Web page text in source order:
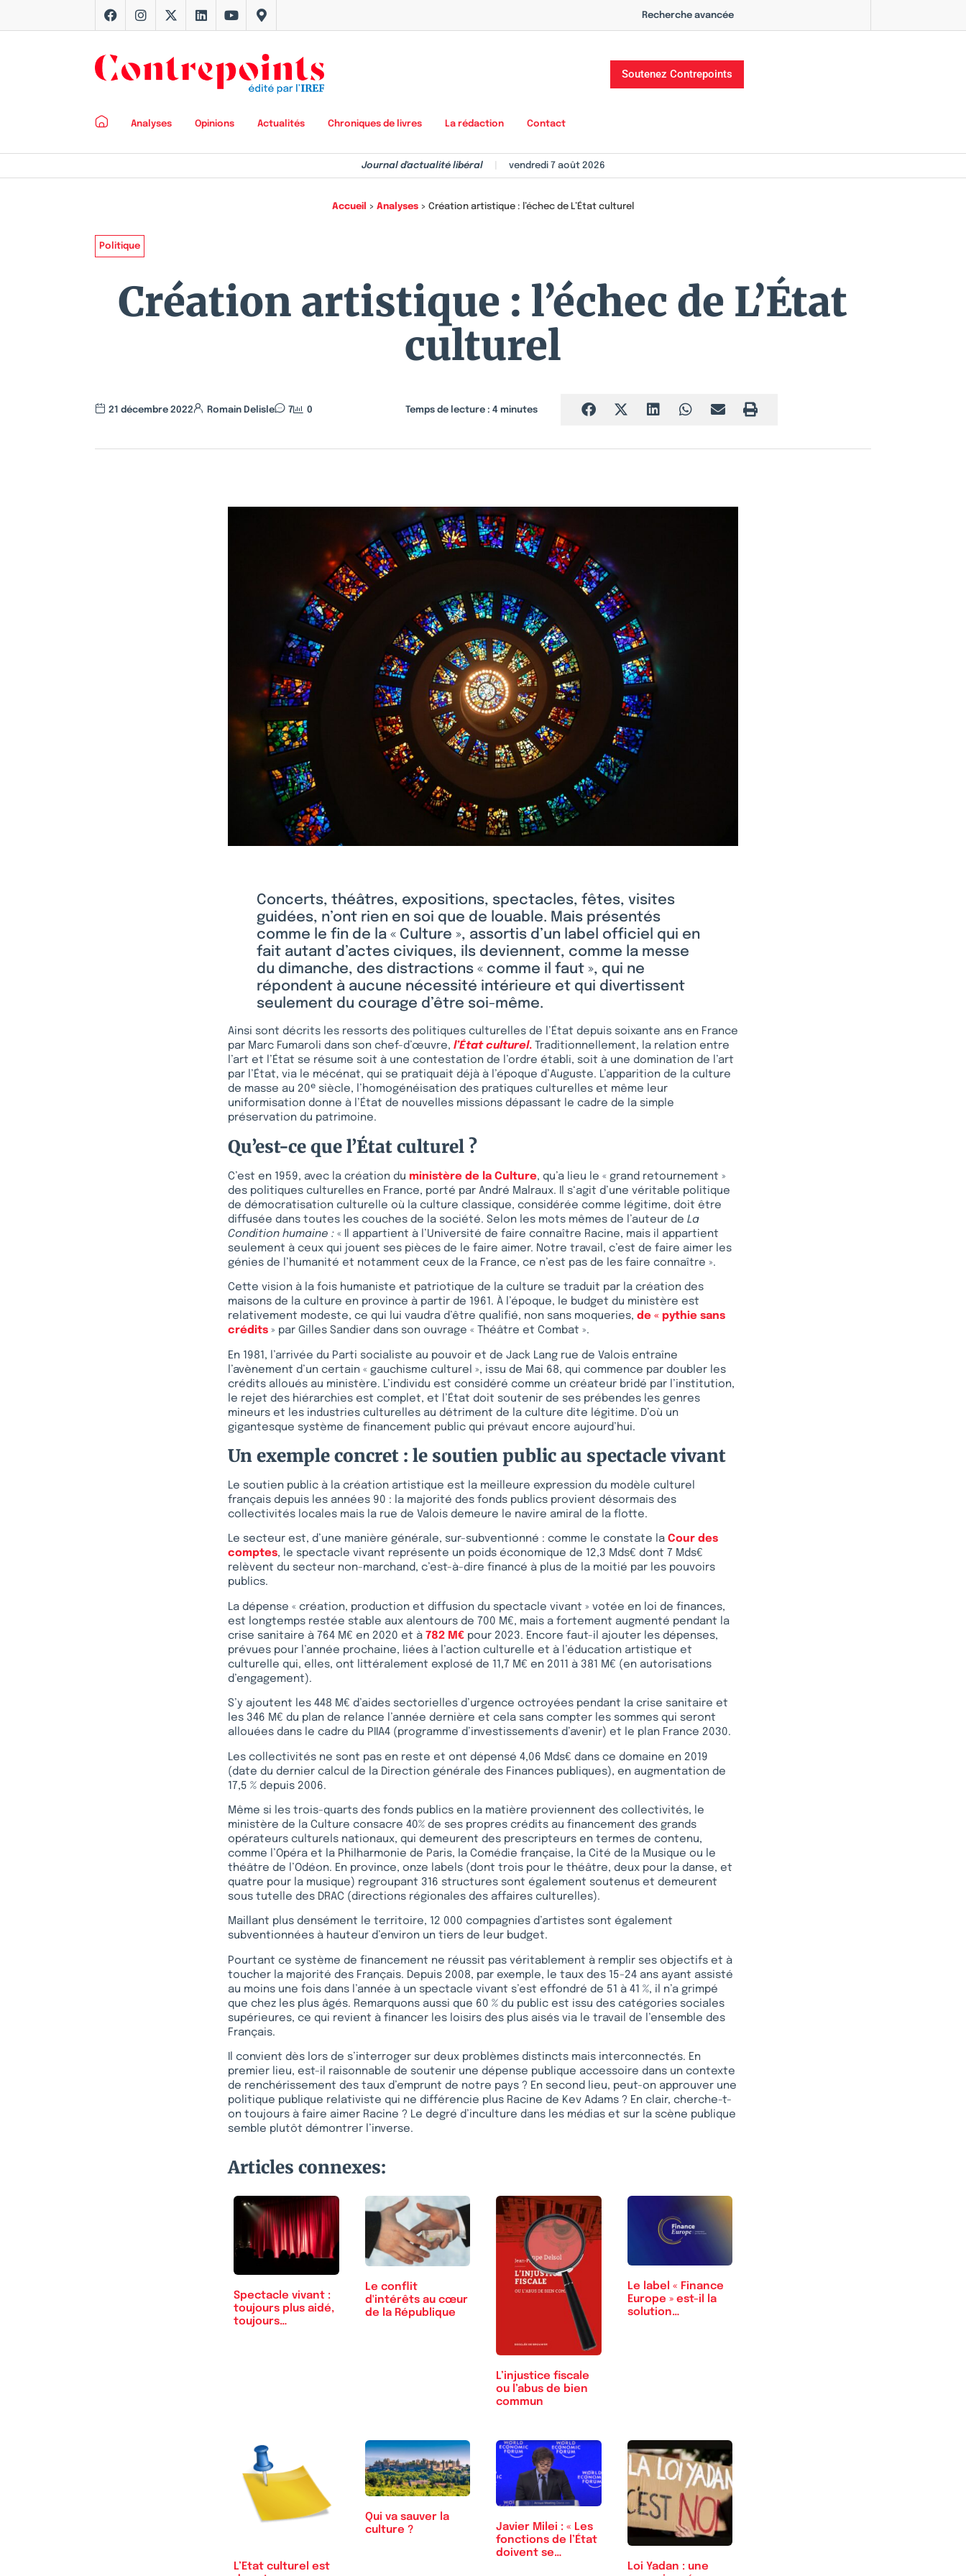
Recherche avancée
Soutenez Contrepoints
Analyses Opinions Actualités Chroniques de livres La rédaction Contact
Journal d'actualité libéral vendredi 7 août 2026
Accueil > Analyses > Création artistique : l’échec de L’État culturel
Politique
Création artistique : l’échec de L’État
culturel
21 décembre 2022 Romain Delisle 7 0 Temps de lecture : 4 minutes
Concerts, théâtres, expositions, spectacles, fêtes, visites
guidées, n’ont rien en soi que de louable. Mais présentés
comme le fin de la « Culture », assortis d’un label officiel qui en
fait autant d’actes civiques, ils deviennent, comme la messe
du dimanche, des distractions « comme il faut », qui ne
répondent à aucune nécessité intérieure et qui divertissent
seulement du courage d’être soi-même.
Ainsi sont décrits les ressorts des politiques culturelles de l’État depuis soixante ans en France
par Marc Fumaroli dans son chef-d’œuvre, l’État culturel. Traditionnellement, la relation entre
l’art et l’État se résume soit à une contestation de l’ordre établi, soit à une domination de l’art
par l’État, via le mécénat, qui se pratiquait déjà à l’époque d’Auguste. L’apparition de la culture
de masse au 20e siècle, l’homogénéisation des pratiques culturelles et même leur
uniformisation donne à l’État de nouvelles missions dépassant le cadre de la simple
préservation du patrimoine.
Qu’est-ce que l’État culturel ?
C’est en 1959, avec la création du ministère de la Culture, qu’a lieu le « grand retournement »
des politiques culturelles en France, porté par André Malraux. Il s‘agit d’une véritable politique
de démocratisation culturelle où la culture classique, considérée comme légitime, doit être
diffusée dans toutes les couches de la société. Selon les mots mêmes de l’auteur de La
Condition humaine : « Il appartient à l’Université de faire connaître Racine, mais il appartient
seulement à ceux qui jouent ses pièces de le faire aimer. Notre travail, c’est de faire aimer les
génies de l’humanité et notamment ceux de la France, ce n’est pas de les faire connaître ».
Cette vision à la fois humaniste et patriotique de la culture se traduit par la création des
maisons de la culture en province à partir de 1961. À l’époque, le budget du ministère est
relativement modeste, ce qui lui vaudra d’être qualifié, non sans moqueries, de « pythie sans
crédits » par Gilles Sandier dans son ouvrage « Théâtre et Combat ».
En 1981, l’arrivée du Parti socialiste au pouvoir et de Jack Lang rue de Valois entraîne
l’avènement d’un certain « gauchisme culturel », issu de Mai 68, qui commence par doubler les
crédits alloués au ministère. L’individu est considéré comme un créateur bridé par l’institution,
le rejet des hiérarchies est complet, et l’État doit soutenir de ses prébendes les genres
mineurs et les industries culturelles au détriment de la culture dite légitime. D’où un
gigantesque système de financement public qui prévaut encore aujourd’hui.
Un exemple concret : le soutien public au spectacle vivant
Le soutien public à la création artistique est la meilleure expression du modèle culturel
français depuis les années 90 : la majorité des fonds publics provient désormais des
collectivités locales mais la rue de Valois demeure le navire amiral de la flotte.
Le secteur est, d’une manière générale, sur-subventionné : comme le constate la Cour des
comptes, le spectacle vivant représente un poids économique de 12,3 Mds€ dont 7 Mds€
relèvent du secteur non-marchand, c’est-à-dire financé à plus de la moitié par les pouvoirs
publics.
La dépense « création, production et diffusion du spectacle vivant » votée en loi de finances,
est longtemps restée stable aux alentours de 700 M€, mais a fortement augmenté pendant la
crise sanitaire à 764 M€ en 2020 et à 782 M€ pour 2023. Encore faut-il ajouter les dépenses,
prévues pour l’année prochaine, liées à l’action culturelle et à l’éducation artistique et
culturelle qui, elles, ont littéralement explosé de 11,7 M€ en 2011 à 381 M€ (en autorisations
d’engagement).
S’y ajoutent les 448 M€ d’aides sectorielles d’urgence octroyées pendant la crise sanitaire et
les 346 M€ du plan de relance l’année dernière et cela sans compter les sommes qui seront
allouées dans le cadre du PIIA4 (programme d’investissements d’avenir) et le plan France 2030.
Les collectivités ne sont pas en reste et ont dépensé 4,06 Mds€ dans ce domaine en 2019
(date du dernier calcul de la Direction générale des Finances publiques), en augmentation de
17,5 % depuis 2006.
Même si les trois-quarts des fonds publics en la matière proviennent des collectivités, le
ministère de la Culture consacre 40% de ses propres crédits au financement des grands
opérateurs culturels nationaux, qui demeurent des prescripteurs en termes de contenu,
comme l’Opéra et la Philharmonie de Paris, la Comédie française, la Cité de la Musique ou le
théâtre de l’Odéon. En province, onze labels (dont trois pour le théâtre, deux pour la danse, et
quatre pour la musique) regroupant 316 structures sont également soutenus et demeurent
sous tutelle des DRAC (directions régionales des affaires culturelles).
Maillant plus densément le territoire, 12 000 compagnies d’artistes sont également
subventionnées à hauteur d’environ un tiers de leur budget.
Pourtant ce système de financement ne réussit pas véritablement à remplir ses objectifs et à
toucher la majorité des Français. Depuis 2008, par exemple, le taux des 15-24 ans ayant assisté
au moins une fois dans l’année à un spectacle vivant s’est effondré de 51 à 41 %, il n’a grimpé
que chez les plus âgés. Remarquons aussi que 60 % du public est issu des catégories sociales
supérieures, ce qui revient à financer les loisirs des plus aisés via le travail de l’ensemble des
Français.
Il convient dès lors de s’interroger sur deux problèmes distincts mais interconnectés. En
premier lieu, est-il raisonnable de soutenir une dépense publique accessoire dans un contexte
de renchérissement des taux d’emprunt de notre pays ? En second lieu, peut-on approuver une
politique publique relativiste qui ne différencie plus Racine de Kev Adams ? En clair, cherche-t-
on toujours à faire aimer Racine ? Le degré d’inculture dans les médias et sur la scène publique
semble plutôt démontrer l’inverse.
Articles connexes:
Spectacle vivant :
toujours plus aidé,
toujours…
Le conflit
d'intérêts au cœur
de la République
L’injustice fiscale
ou l’abus de bien
commun
Le label « Finance
Europe » est-il la
solution…
L’Etat culturel est
Qui va sauver la
culture ?
Javier Milei : « Les
fonctions de l’État
doivent se…
Loi Yadan : une